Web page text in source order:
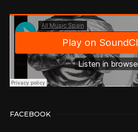
FACEBOOK